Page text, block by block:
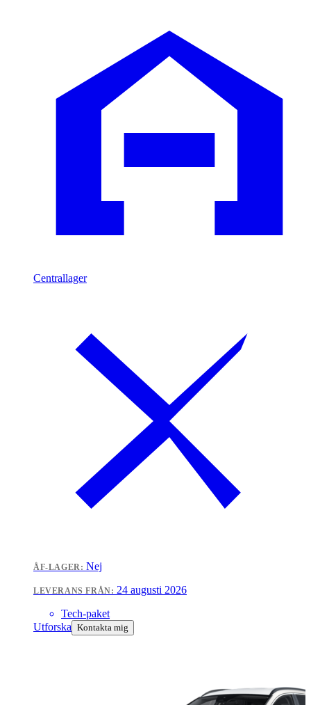
Centrallager
ÅF-LAGER: Nej
LEVERANS FRÅN: 24 augusti 2026
Tech-paket
Utforska Kontakta mig